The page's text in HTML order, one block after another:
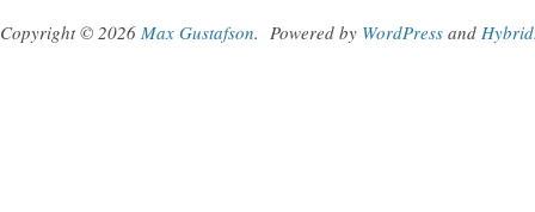
Copyright © 2026 Max Gustafson. Powered by WordPress and Hybrid